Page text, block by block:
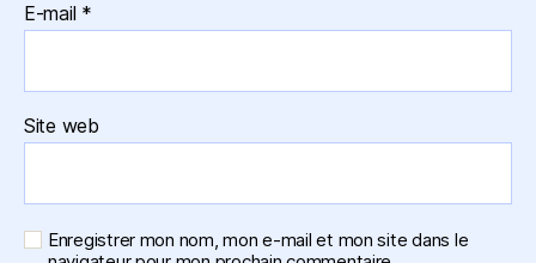
E-mail *
Site web
Enregistrer mon nom, mon e-mail et mon site dans le